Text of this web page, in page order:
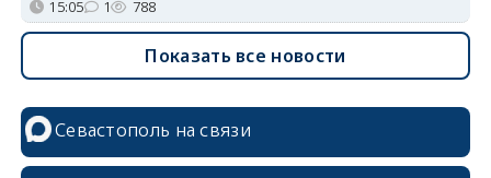
15:05 1 788
Показать все новости
Севастополь на связи